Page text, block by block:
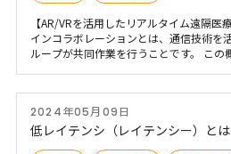
【AR/VRを活用したリアルタイム遠隔医
インコラボレーションとは、通信技術を
ループが共同作業を行うことです。 この
れます。目的は、地理的な制約を超えて
い、情報を共有し、共同で問題を解決で
す。
2024年05月09日
低レイテンシ（レイテンシー）とは